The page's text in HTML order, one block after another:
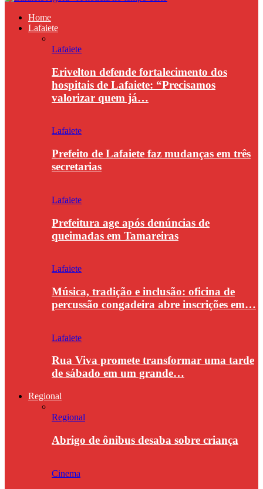
Home
Lafaiete
Lafaiete
Erivelton defende fortalecimento dos
hospitais de Lafaiete: “Precisamos
valorizar quem já…
Lafaiete
Prefeito de Lafaiete faz mudanças em três
secretarias
Lafaiete
Prefeitura age após denúncias de
queimadas em Tamareiras
Lafaiete
Música, tradição e inclusão: oficina de
percussão congadeira abre inscrições em…
Lafaiete
Rua Viva promete transformar uma tarde
de sábado em um grande…
Regional
Regional
Abrigo de ônibus desaba sobre criança
Cinema